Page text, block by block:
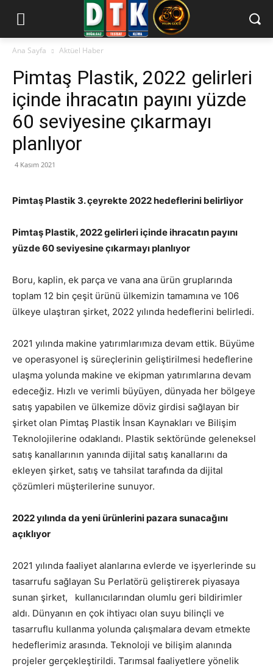
Ana Sayfa Aktüel Haber
Pimtaş Plastik, 2022 gelirleri
içinde ihracatın payını yüzde
60 seviyesine çıkarmayı
planlıyor
4 Kasım 2021
Pimtaş Plastik 3. çeyrekte 2022 hedeflerini belirliyor
Pimtaş Plastik, 2022 gelirleri içinde ihracatın payını
yüzde 60 seviyesine çıkarmayı planlıyor
Boru, kaplin, ek parça ve vana ana ürün gruplarında
toplam 12 bin çeşit ürünü ülkemizin tamamına ve 106
ülkeye ulaştıran şirket, 2022 yılında hedeflerini belirledi.
2021 yılında makine yatırımlarımıza devam ettik. Büyüme
ve operasyonel iş süreçlerinin geliştirilmesi hedeflerine
ulaşma yolunda makine ve ekipman yatırımlarına devam
edeceğiz. Hızlı ve verimli büyüyen, dünyada her bölgeye
satış yapabilen ve ülkemize döviz girdisi sağlayan bir
şirket olan Pimtaş Plastik İnsan Kaynakları ve Bilişim
Teknolojilerine odaklandı. Plastik sektöründe geleneksel
satış kanallarının yanında dijital satış kanallarını da
ekleyen şirket, satış ve tahsilat tarafında da dijital
çözümleri müşterilerine sunuyor.
2022 yılında da yeni ürünlerini pazara sunacağını
açıklıyor
2021 yılında faaliyet alanlarına evlerde ve işyerlerinde su
tasarrufu sağlayan Su Perlatörü geliştirerek piyasaya
sunan şirket, kullanıcılarından olumlu geri bildirimler
aldı. Dünyanın en çok ihtiyacı olan suyu bilinçli ve
tasarruflu kullanma yolunda çalışmalara devam etmekte
hedeflerimiz arasında. Teknoloji ve bilişim alanında
projeler gerçekleştirildi. Tarımsal faaliyetlere yönelik